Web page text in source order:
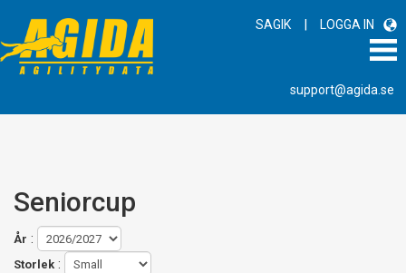
SAGIK | LOGGA IN
support@agida.se
Seniorcup
År :
Storlek :